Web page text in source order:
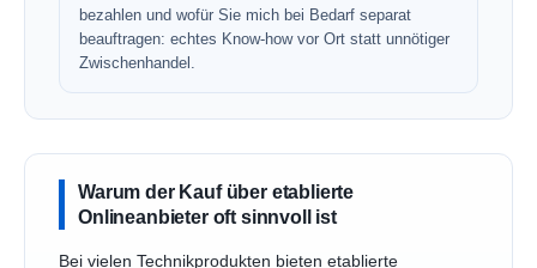
bezahlen und wofür Sie mich bei Bedarf separat
beauftragen: echtes Know-how vor Ort statt unnötiger
Zwischenhandel.
Warum der Kauf über etablierte
Onlineanbieter oft sinnvoll ist
Bei vielen Technikprodukten bieten etablierte